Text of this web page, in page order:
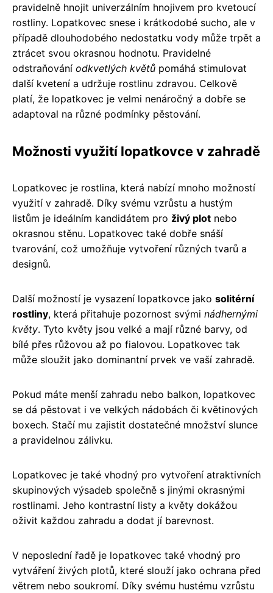
pravidelně hnojit univerzálním hnojivem pro kvetoucí
rostliny. Lopatkovec snese i krátkodobé sucho, ale v
případě dlouhodobého nedostatku vody může trpět a
ztrácet svou okrasnou hodnotu. Pravidelné
odstraňování odkvetlých květů pomáhá stimulovat
další kvetení a udržuje rostlinu zdravou. Celkově
platí, že lopatkovec je velmi nenáročný a dobře se
adaptoval na různé podmínky pěstování.
Možnosti využití lopatkovce v zahradě
Lopatkovec je rostlina, která nabízí mnoho možností
využití v zahradě. Díky svému vzrůstu a hustým
listům je ideálním kandidátem pro živý plot nebo
okrasnou stěnu. Lopatkovec také dobře snáší
tvarování, což umožňuje vytvoření různých tvarů a
designů.
Další možností je vysazení lopatkovce jako solitérní
rostliny, která přitahuje pozornost svými nádhernými
květy. Tyto květy jsou velké a mají různé barvy, od
bílé přes růžovou až po fialovou. Lopatkovec tak
může sloužit jako dominantní prvek ve vaší zahradě.
Pokud máte menší zahradu nebo balkon, lopatkovec
se dá pěstovat i ve velkých nádobách či květinových
boxech. Stačí mu zajistit dostatečné množství slunce
a pravidelnou zálivku.
Lopatkovec je také vhodný pro vytvoření atraktivních
skupinových výsadeb společně s jinými okrasnými
rostlinami. Jeho kontrastní listy a květy dokážou
oživit každou zahradu a dodat jí barevnost.
V neposlední řadě je lopatkovec také vhodný pro
vytváření živých plotů, které slouží jako ochrana před
větrem nebo soukromí. Díky svému hustému vzrůstu